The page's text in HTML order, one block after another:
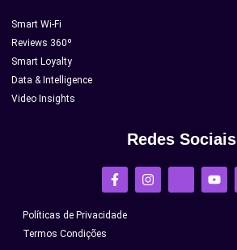
Smart Wi-Fi
Reviews 360º
Smart Loyalty
Data & Intelligence
Video Insights
Redes Sociais
Políticas de Privacidade
Termos Condições